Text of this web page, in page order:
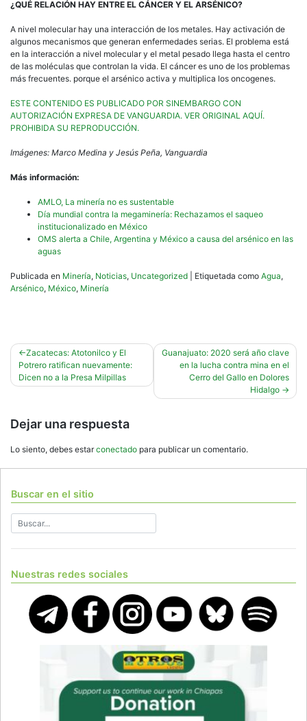
¿QUÉ RELACIÓN HAY ENTRE EL CÁNCER Y EL ARSÉNICO?
A nivel molecular hay una interacción de los metales. Hay activación de
algunos mecanismos que generan enfermedades serias. El problema está
en la interacción a nivel molecular y el metal pesado llega hasta el centro
de las moléculas que controlan la vida. El cáncer es uno de los problemas
más frecuentes. porque el arsénico activa y multiplica los oncogenes.
ESTE CONTENIDO ES PUBLICADO POR SINEMBARGO CON
AUTORIZACIÓN EXPRESA DE VANGUARDIA. VER ORIGINAL AQUÍ.
PROHIBIDA SU REPRODUCCIÓN.
Imágenes: Marco Medina y Jesús Peña, Vanguardia
Más información:
AMLO, La minería no es sustentable
Día mundial contra la megaminería: Rechazamos el saqueo
institucionalizado en México
OMS alerta a Chile, Argentina y México a causa del arsénico en las
aguas
Publicada en Minería, Noticias, Uncategorized Etiquetada como Agua,
Arsénico, México, Minería
Navegación
de
Zacatecas: Atotonilco y El
Potrero ratifican nuevamente:
Dicen no a la Presa Milpillas
Guanajuato: 2020 será año clave
en la lucha contra mina en el
Cerro del Gallo en Dolores
Hidalgo
Dejar una respuesta
Lo siento, debes estarconectado para publicar un comentario.
Buscar en el sitio
Nuestras redes sociales